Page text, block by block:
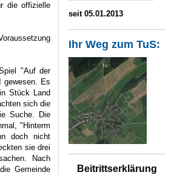
die offizielle
"Auf der
gewesen. Es
Stück Land
sich die
Suche. Die
"Hinterm
doch nicht
sie drei
Nach
Gemeinde
seit 05.01.2013
Ihr Weg zum TuS:
Beitrittserklärung